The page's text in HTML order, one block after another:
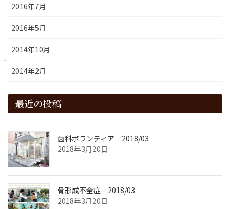
2016年7月
2016年5月
2014年10月
2014年2月
最近の投稿
歯科ボランティア 2018/03
2018年3月20日
骨形成不全症 2018/03
2018年3月20日